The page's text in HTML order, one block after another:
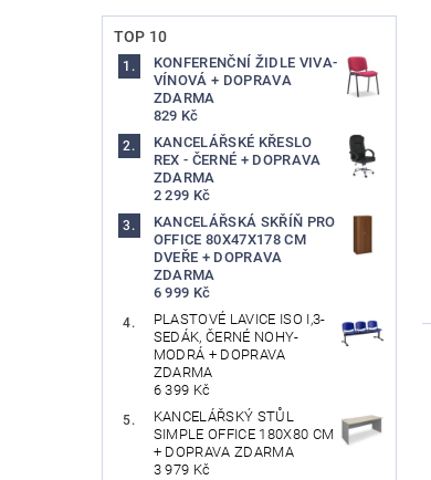
TOP 10
KONFERENČNÍ ŽIDLE VIVA-
VÍNOVÁ + DOPRAVA
ZDARMA
829 Kč
KANCELÁŘSKÉ KŘESLO
REX - ČERNÉ + DOPRAVA
ZDARMA
2 299 Kč
KANCELÁŘSKÁ SKŘÍŇ PRO
OFFICE 80X47X178 CM
DVEŘE + DOPRAVA
ZDARMA
6 999 Kč
PLASTOVÉ LAVICE ISO I,3-
SEDÁK, ČERNÉ NOHY-
MODRÁ + DOPRAVA
ZDARMA
6 399 Kč
KANCELÁŘSKÝ STŮL
SIMPLE OFFICE 180X80 CM
+ DOPRAVA ZDARMA
3 979 Kč